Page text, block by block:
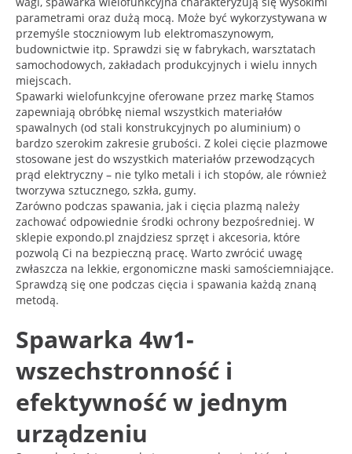
parametrami oraz dużą mocą. Może być wykorzystywana w
przemyśle stoczniowym lub elektromaszynowym,
budownictwie itp. Sprawdzi się w fabrykach, warsztatach
samochodowych, zakładach produkcyjnych i wielu innych
miejscach.
Spawarki wielofunkcyjne oferowane przez markę Stamos
zapewniają obróbkę niemal wszystkich materiałów
spawalnych (od stali konstrukcyjnych po aluminium) o
bardzo szerokim zakresie grubości. Z kolei cięcie plazmowe
stosowane jest do wszystkich materiałów przewodzących
prąd elektryczny – nie tylko metali i ich stopów, ale również
tworzywa sztucznego, szkła, gumy.
Zarówno podczas spawania, jak i cięcia plazmą należy
zachować odpowiednie środki ochrony bezpośredniej. W
sklepie expondo.pl znajdziesz sprzęt i akcesoria, które
pozwolą Ci na bezpieczną pracę. Warto zwrócić uwagę
zwłaszcza na lekkie, ergonomiczne maski samościemniające.
Sprawdzą się one podczas cięcia i spawania każdą znaną
metodą.
Spawarka 4w1-
wszechstronność i
efektywność w jednym
urządzeniu